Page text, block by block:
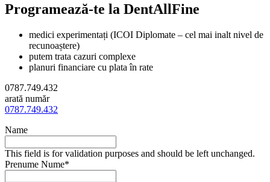
Programează-te la DentAllFine
medici experimentați (ICOI Diplomate – cel mai inalt nivel de
recunoaștere)
putem trata cazuri complexe
planuri financiare cu plata în rate
0787.749.432
arată număr
0787.749.432
Name
This field is for validation purposes and should be left unchanged.
Prenume Nume*